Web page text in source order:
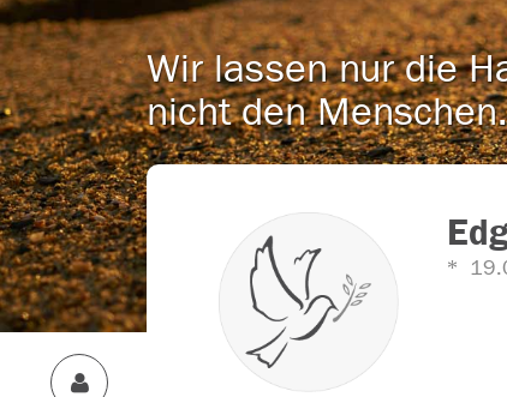
Wir lassen nur die
nicht den Menschen.